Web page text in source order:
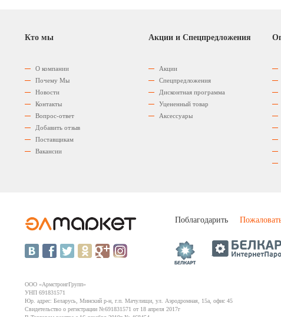
Кто мы
О компании
Почему Мы
Новости
Контакты
Вопрос-ответ
Добавить отзыв
Поставщикам
Вакансии
Акции и Спецпредложения
Акции
Спецпредложения
Дисконтная программа
Уцененный товар
Аксессуары
Поблагодарить
ООО «АрмстронгГрупп»
УНП 691831571
Юр. адрес: Беларусь, Минский р-н, г.п. Мачулищи, ул. Аэродромная, 15а, офис 45
Свидетельство о регистрации №691831571 от 18 апреля 2017г